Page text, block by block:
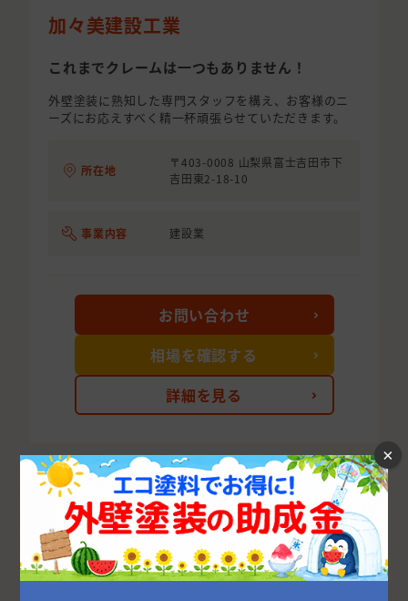
加々美建設工業
これまでクレームは一つもありません！
外壁塗装に熟知した専門スタッフを構え、お客様のニ
ーズにお応えすべく精一杯頑張らせていただきます。
所在地
〒403-0008 山梨県富士吉田市下
吉田東2-18-10
事業内容 建設業
詳細を見る
お問い合わせ
相場を確認する
次の10件を表示する
×